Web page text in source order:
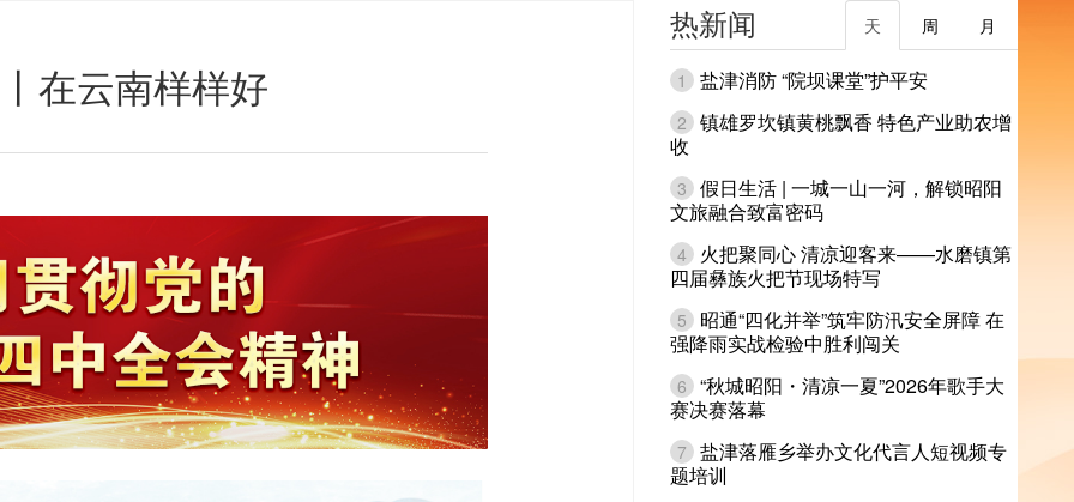
在云南样样好
热新闻 月
周
天
1 盐津消防 “院坝课堂”护平安
2 镇雄罗坎镇黄桃飘香 特色产业助农增
收
3 假日生活 | 一城一山一河，解锁昭阳
文旅融合致富密码
4
火把聚同心 清凉迎客来——水磨镇第
四届彝族火把节现场特写
5
昭通“四化并举”筑牢防汛安全屏障 在
强降雨实战检验中胜利闯关
6 “秋城昭阳・清凉一夏”2026年歌手大
赛决赛落幕
7 盐津落雁乡举办文化代言人短视频专
题培训